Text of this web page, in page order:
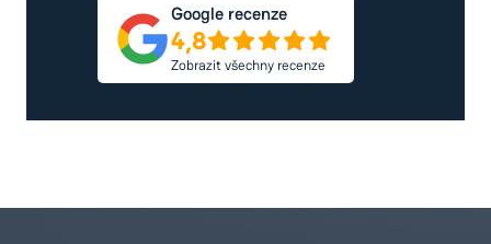
Google recenze
4,8
Zobrazit všechny recenze